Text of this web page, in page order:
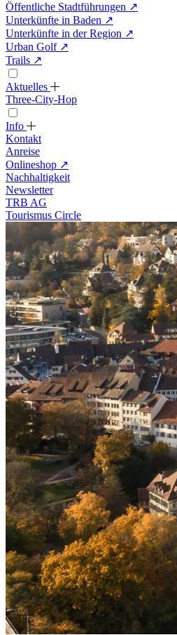
Öffentliche Stadtführungen ↗
Unterkünfte in Baden ↗
Unterkünfte in der Region ↗
Urban Golf ↗
Trails ↗
Aktuelles
Three-City-Hop
Info
Kontakt
Anreise
Onlineshop ↗
Nachhaltigkeit
Newsletter
TRB AG
Tourismus Circle